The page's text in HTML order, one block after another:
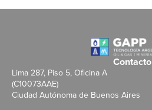
Contacto
Lima 287, Piso 5, Oficina A
(C10073AAE)
Ciudad Autónoma de Buenos Aires